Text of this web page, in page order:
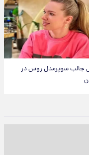
جالب سوپرمدل روس در